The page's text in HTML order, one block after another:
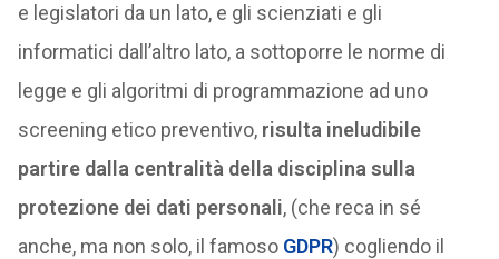
e legislatori da un lato, e gli scienziati e gli
informatici dall’altro lato, a sottoporre le norme di
legge e gli algoritmi di programmazione ad uno
screening etico preventivo, risulta ineludibile
partire dalla centralità della disciplina sulla
protezione dei dati personali, (che reca in sé
anche, ma non solo, il famoso GDPR) cogliendo il